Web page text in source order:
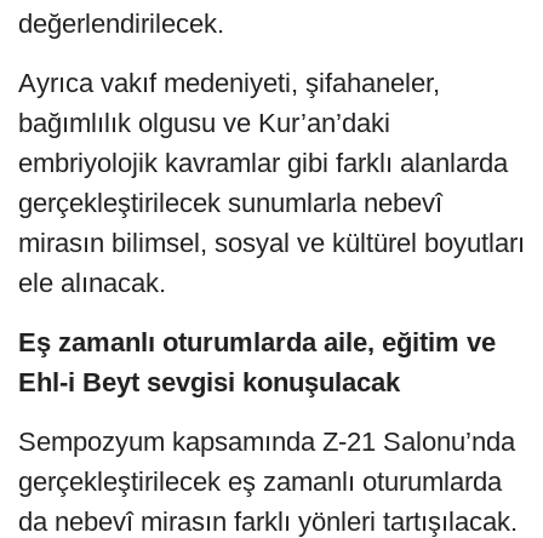
değerlendirilecek.
Ayrıca vakıf medeniyeti, şifahaneler,
bağımlılık olgusu ve Kur’an’daki
embriyolojik kavramlar gibi farklı alanlarda
gerçekleştirilecek sunumlarla nebevî
mirasın bilimsel, sosyal ve kültürel boyutları
ele alınacak.
Eş zamanlı oturumlarda aile, eğitim ve
Ehl-i Beyt sevgisi konuşulacak
Sempozyum kapsamında Z-21 Salonu’nda
gerçekleştirilecek eş zamanlı oturumlarda
da nebevî mirasın farklı yönleri tartışılacak.